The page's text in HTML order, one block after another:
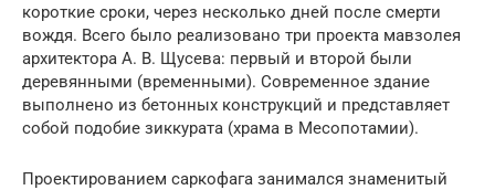
короткие сроки, через несколько дней после смерти
вождя. Всего было реализовано три проекта мавзолея
архитектора А. В. Щусева: первый и второй были
деревянными (временными). Современное здание
выполнено из бетонных конструкций и представляет
собой подобие зиккурата (храма в Месопотамии).
Проектированием саркофага занимался знаменитый